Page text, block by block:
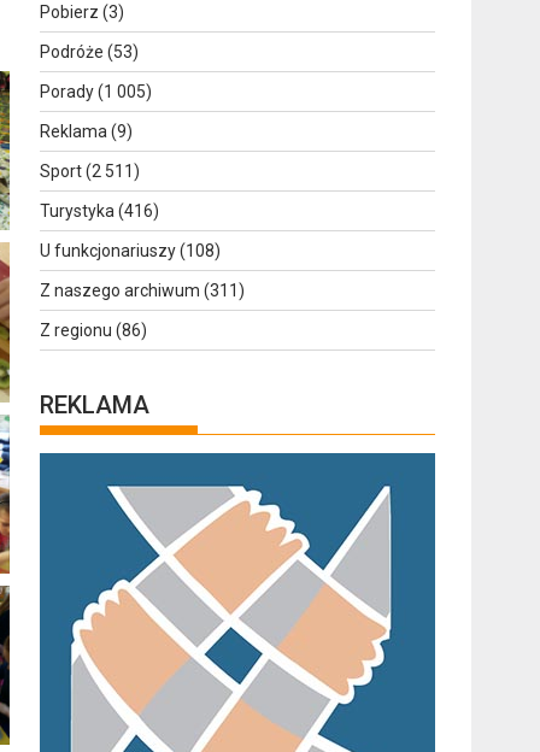
Pobierz (3)
Podróże (53)
Porady(1 005)
Reklama (9)
Sport(2 511)
Turystyka (416)
U funkcjonariuszy(108)
Z naszego archiwum (311)
Z regionu (86)
REKLAMA